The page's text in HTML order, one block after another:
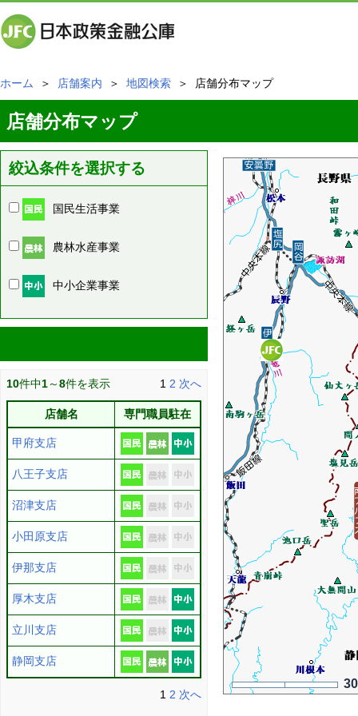
ホーム ＞ 店舗案内 ＞ 地図検索 ＞ 店舗分布マップ
店舗分布マップ
絞込条件を選択する
国民生活事業
農林水産事業
中小企業事業
10件中1～8件を表示 1 2 次へ
店舗名 専門職員駐在
甲府支店
八王子支店
沼津支店
小田原支店
伊那支店
厚木支店
立川支店
静岡支店
1 2 次へ